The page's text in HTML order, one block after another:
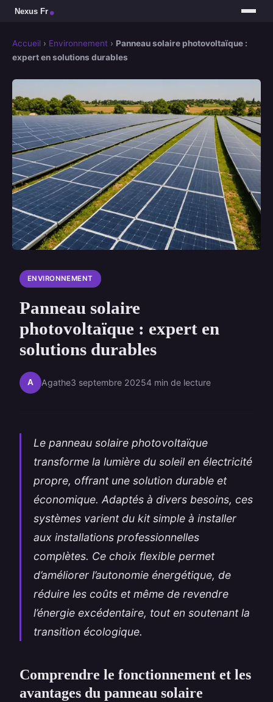
Accueil › Environnement › Panneau solaire photovoltaïque :
expert en solutions durables
ENVIRONNEMENT
Panneau solaire
photovoltaïque : expert en
solutions durables
A Agathe3 septembre 20254 min de lecture
Le panneau solaire photovoltaïque
transforme la lumière du soleil en électricité
propre, offrant une solution durable et
économique. Adaptés à divers besoins, ces
systèmes varient du kit simple à installer
aux installations professionnelles
complètes. Ce choix flexible permet
d’améliorer l’autonomie énergétique, de
réduire les coûts et même de revendre
l’énergie excédentaire, tout en soutenant la
transition écologique.
Comprendre le fonctionnement et les
avantages du panneau solaire